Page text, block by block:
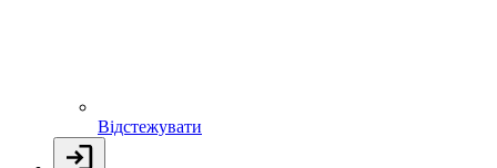
Відстежувати